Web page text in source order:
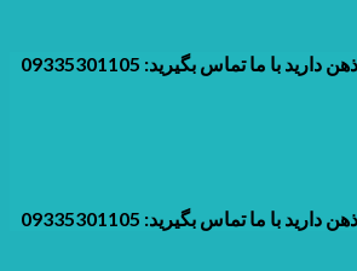
با ما تماس بگیرید: 09335301105
با ما تماس بگیرید: 09335301105